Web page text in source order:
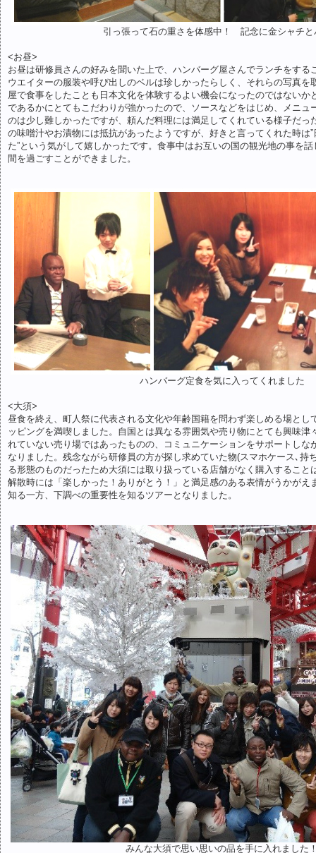
引っ張って石の重さを体感中！ 記念に金シャチと
<お昼>
お昼は研修員さんの好みを聞いた上で、ハンバーグ屋さんでランチをする
ウエイターの服装や呼び出しのベルは珍しかったらしく、それらの写真を
屋で食事をしたことも日本文化を体験するよい機会になったのではないか
であるかにとてもこだわりが強かったので、ソースなどをはじめ、メニュ
のは少し難しかったですが、頼んだ料理には満足してくれている様子だっ
の味噌汁やお漬物には抵抗があったようですが、好きと言ってくれた時は
た”という気がして嬉しかったです。食事中はお互いの国の観光地の事を
間を過ごすことができました。
ハンバーグ定食を気に入ってくれました
<大須>
昼食を終え、町人祭に代表される文化や年齢国籍を問わず楽しめる場とし
ッピングを満喫しました。自国とは異なる雰囲気や売り物にとても興味津
れていない売り場ではあったものの、コミュニケーションをサポートしな
なりました。残念ながら研修員の方が探し求めていた物(スマホケース､持
る形態のものだったため大須には取り扱っている店舗がなく購入すること
解散時には「楽しかった！ありがとう！」と満足感のある表情がうかがえ
知る一方、下調べの重要性を知るツアーとなりました。
みんな大須で思い思いの品を手に入れました